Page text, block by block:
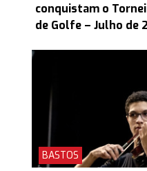
conquistam o
de Golfe – Julho de
BASTOS